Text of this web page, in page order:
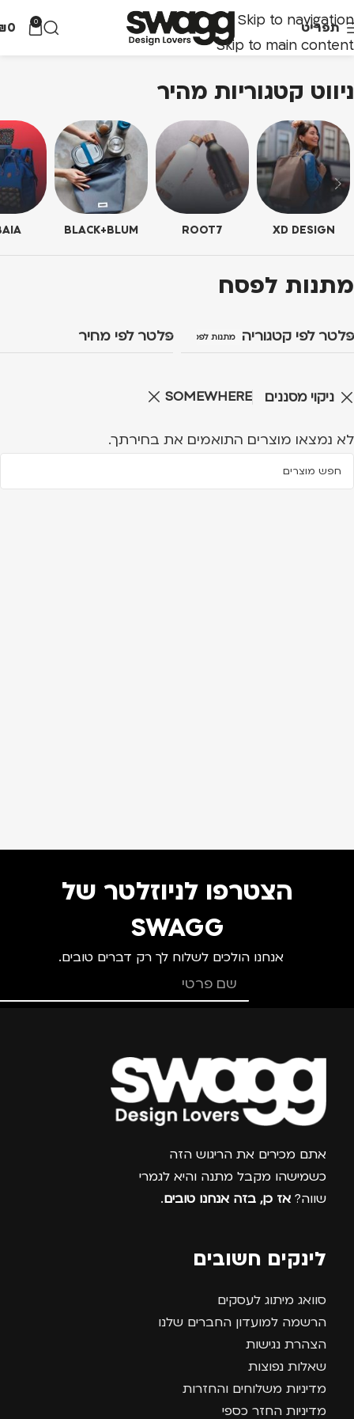
Skip to navigation
Skip to main content
תפריט 0
0
ניווט קטגוריות מהיר
XD DESIGN
ROOT7
BLACK+BLUM
מתנות לפסח
פלטר לפי קטגוריה מתנות לפסח פלטר לפי מחיר
ניקוי מסננים SOMEWHERE
לא נמצאו מוצרים התואמים את בחירתך.
הצטרפו לניוזלטר של
SWAGG
אנחנו הולכים לשלוח לך רק דברים טובים.
צרפו אותי למועדון
אתם מכירים את הריגוש הזה
כשמישהו מקבל מתנה והיא לגמרי
שווה? אז כן, בזה אנחנו טובים.
לינקים חשובים
סוואג מיתוג לעסקים
הרשמה למועדון החברים שלנו
הצהרת נגישות
שאלות נפוצות
מדיניות משלוחים והחזרות
מדיניות החזר כספי